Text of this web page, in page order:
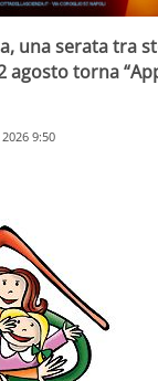
una serata tra
agosto torna
9:50